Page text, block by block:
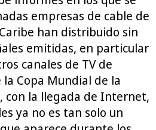
empresas de cable de
han distribuido sin
emitidas, en particular
canales de TV de
Copa Mundial de la
con la llegada de Internet,
ya no es tan solo un